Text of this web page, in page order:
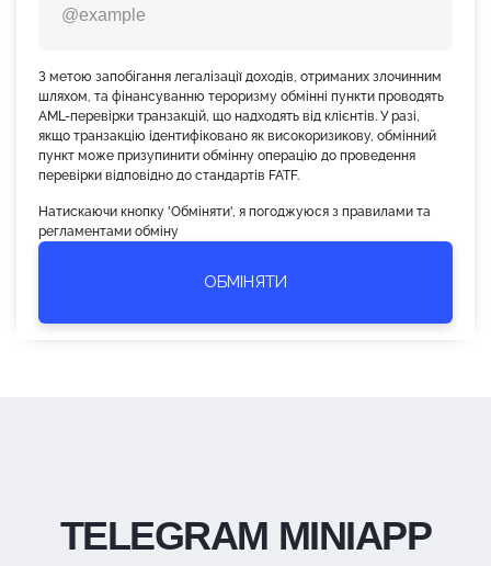
З метою запобігання легалізації доходів, отриманих злочинним
шляхом, та фінансуванню тероризму обмінні пункти проводять
AML-перевірки транзакцій, що надходять від клієнтів. У разі,
якщо транзакцію ідентифіковано як високоризикову, обмінний
пункт може призупинити обмінну операцію до проведення
перевірки відповідно до стандартів FATF.
Натискаючи кнопку 'Обміняти', я погоджуюся з правилами та
регламентами обміну
ОБМІНЯТИ
TELEGRAM MINIAPP